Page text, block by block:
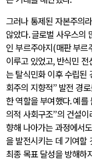
그러나 통제된 자본주의
않았다.글로벌 사우스의
인 부르주아지(매판 부르
이루고 있었고, 반식민 전
는 탈식민화 이후 수립된
회주의 지향적” 발전 경
한 역할을 부여했다.예를
의적 사회구조”의 건설
향해 나아가는 과정에서
을 발전시키는 데 기여할
최종 목표 달성을 방해하